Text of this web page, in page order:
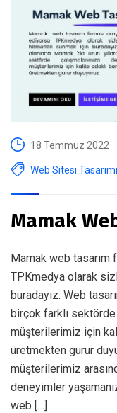
18 Temmuz 2022
Web Sitesi Tasarımı
Mamak
Mamak web tasarım
TPKmedya olarak
buradayız. Web
birçok farklı sektörde
müşterilerimiz için
üretmekten gurur
müşterilerimiz
deneyimler
web […]